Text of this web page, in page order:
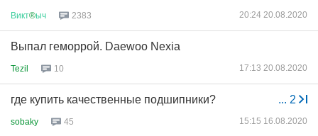
Викт®ыч 2383 20:24 20.08.2020
Выпал геморрой. Daewoo Nexia
Tezil 10 17:13 20.08.2020
... 2
где купить качественные подшипники?
sobaky 45 15:15 16.08.2020